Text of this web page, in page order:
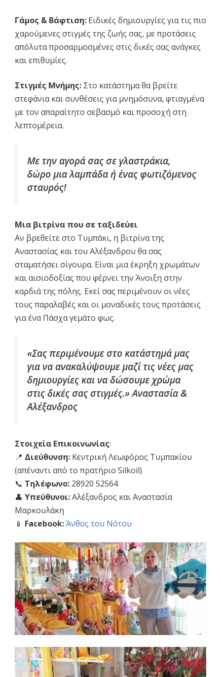
Γάμος & Βάφτιση: Ειδικές δημιουργίες για τις πιο
χαρούμενες στιγμές της ζωής σας, με προτάσεις
απόλυτα προσαρμοσμένες στις δικές σας ανάγκες
και επιθυμίες.
Στιγμές Μνήμης: Στο κατάστημα θα βρείτε
στεφάνια και συνθέσεις για μνημόσυνα, φτιαγμένα
με τον απαραίτητο σεβασμό και προσοχή στη
λεπτομέρεια.
Με την αγορά σας σε γλαστράκια,
δώρο μια λαμπάδα ή ένας φωτιζόμενος
σταυρός!
Μια βιτρίνα που σε ταξιδεύει
Αν βρεθείτε στο Τυμπάκι, η βιτρίνα της
Αναστασίας και του Αλέξανδρου θα σας
σταματήσει σίγουρα. Είναι μια έκρηξη χρωμάτων
και αισιοδοξίας που φέρνει την Άνοιξη στην
καρδιά της πόλης. Εκεί σας περιμένουν οι νέες
τους παραλαβές και οι μοναδικές τους προτάσεις
για ένα Πάσχα γεμάτο φως.
«Σας περιμένουμε στο κατάστημά μας
για να ανακαλύψουμε μαζί τις νέες μας
δημιουργίες και να δώσουμε χρώμα
στις δικές σας στιγμές.» Αναστασία &
Αλέξανδρος
Στοιχεία Επικοινωνίας:
📍 Διεύθυνση: Κεντρική Λεωφόρος Τυμπακίου
(απέναντι από το πρατήριο Silkoil)
📞 Τηλέφωνο: 28920 52564
👤 Υπεύθυνοι:Αλέξανδρος και Αναστασία
Μαρκουλάκη
📱 Facebook:Άνθος του Νότου